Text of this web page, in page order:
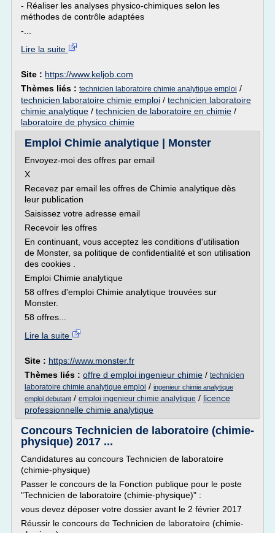
- Réaliser les analyses physico-chimiques selon les
méthodes de contrôle adaptées
-...
Lire la suite
Site : https://www.keljob.com
Thèmes liés : technicien laboratoire chimie analytique emploi /
technicien laboratoire chimie emploi / technicien laboratoire
chimie analytique / technicien de laboratoire en chimie /
laboratoire de physico chimie
Emploi Chimie analytique | Monster
Envoyez-moi des offres par email
X
Recevez par email les offres de Chimie analytique dès
leur publication
Saisissez votre adresse email
Recevoir les offres
En continuant, vous acceptez les conditions d'utilisation
de Monster, sa politique de confidentialité et son utilisation
des cookies .
Emploi Chimie analytique
58 offres d'emploi Chimie analytique trouvées sur
Monster.
58 offres...
Lire la suite
Site : https://www.monster.fr
Thèmes liés : offre d emploi ingenieur chimie / technicien
laboratoire chimie analytique emploi / ingenieur chimie analytique
emploi debutant / emploi ingenieur chimie analytique / licence
professionnelle chimie analytique
Concours Technicien de laboratoire (chimie-
physique) 2017 ...
Candidatures au concours Technicien de laboratoire
(chimie-physique)
Passer le concours de la Fonction publique pour le poste
"Technicien de laboratoire (chimie-physique)" :
vous devez déposer votre dossier avant le 2 février 2017
Réussir le concours de Technicien de laboratoire (chimie-